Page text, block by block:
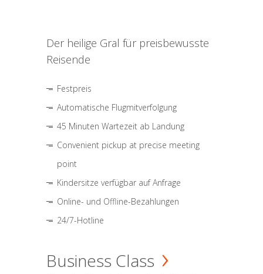
Der heilige Gral für preisbewusste
Reisende
Festpreis
Automatische Flugmitverfolgung
45 Minuten Wartezeit ab Landung
Convenient pickup at precise meeting
point
Kindersitze verfügbar auf Anfrage
Online- und Offline-Bezahlungen
24/7-Hotline
Business Class